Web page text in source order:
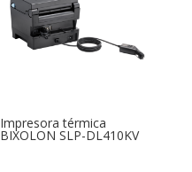
Impresora térmica
BIXOLON SLP-DL410KV